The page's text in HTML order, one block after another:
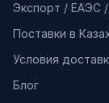
Экспорт / ЕАЭС
Поставки в
Условия
Блог